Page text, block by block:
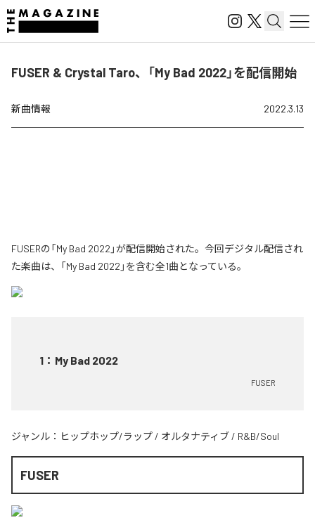
FUSER & Crystal Taro、「My Bad 2022」を配信開始
新曲情報 2022.3.13
FUSERの「My Bad 2022」が配信開始された。今回デジタル配信され
た楽曲は、「My Bad 2022」を含む全1曲となっている。
1 ： My Bad 2022
FUSER
ジャンル： ヒップホップ/ラップ / オルタナティブ / R&B/Soul
FUSER